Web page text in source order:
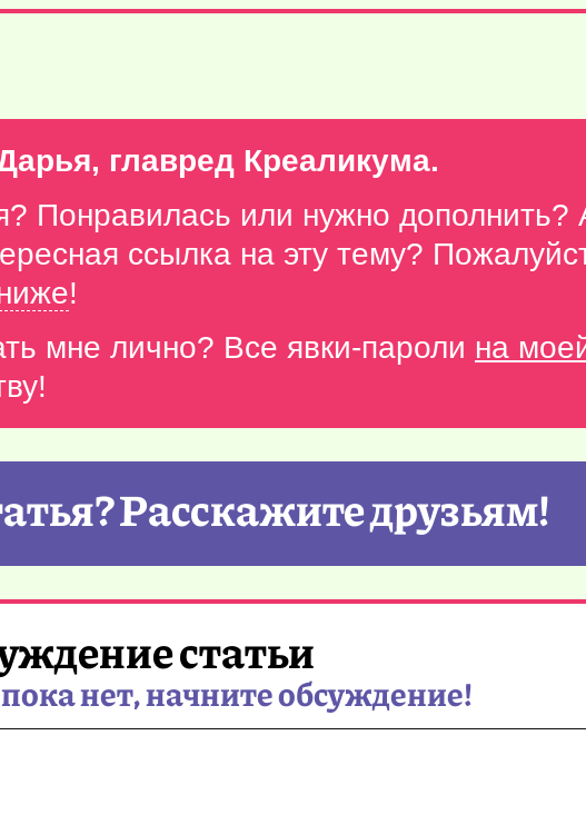
главред Креаликума.
Понравилась или нужно
ссылка на эту тему?
!
мне лично? Все явки-пароли на
Расскажите друзьям!
статьи
нет, начните обсуждение!